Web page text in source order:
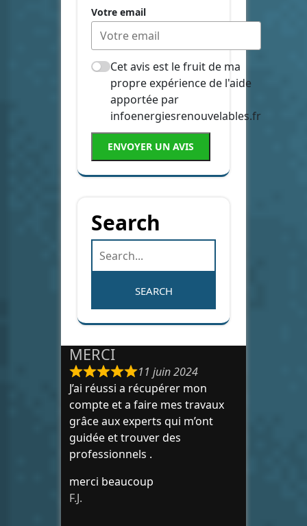
Votre email
Cet avis est le fruit de ma
propre expérience de l'aide
apportée par
infoenergiesrenouvelables.fr
ENVOYER UN AVIS
Search
MERCI
11 juin 2024
J’ai réussi a récupérer mon
compte et a faire mes travaux
grâce aux experts qui m’ont
guidée et trouver des
professionnels .
merci beaucoup
F.J.